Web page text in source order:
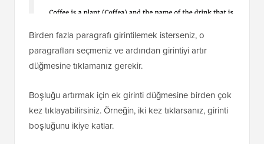
Birden fazla paragrafı girintilemek isterseniz, o
paragrafları seçmeniz ve ardından girintiyi artır
düğmesine tıklamanız gerekir.
Boşluğu artırmak için ek girinti düğmesine birden çok
kez tıklayabilirsiniz. Örneğin, iki kez tıklarsanız, girinti
boşluğunu ikiye katlar.